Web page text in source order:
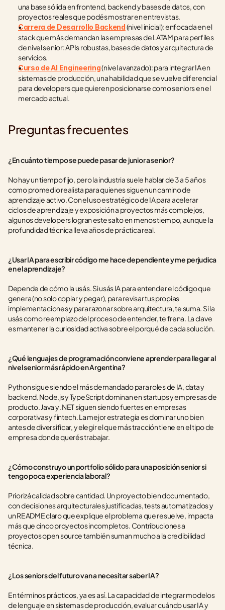
una base sólida en frontend, backend y bases de datos, con
proyectos reales que podés mostrar en entrevistas.
Carrera de Desarrollo Backend (nivel inicial): enfocada en el
stack que más demandan las empresas de LATAM para perfiles
de nivel senior: APIs robustas, bases de datos y arquitectura de
servicios.
Curso de AI Engineering (nivel avanzado): para integrar IA en
sistemas de producción, una habilidad que se vuelve diferencial
para developers que quieren posicionarse como seniors en el
mercado actual.
Preguntas frecuentes
¿En cuánto tiempo se puede pasar de junior a senior?
No hay un tiempo fijo, pero la industria suele hablar de 3 a 5 años
como promedio realista para quienes siguen un camino de
aprendizaje activo. Con el uso estratégico de IA para acelerar
ciclos de aprendizaje y exposición a proyectos más complejos,
algunos developers logran este salto en menos tiempo, aunque la
profundidad técnica lleva años de práctica real.
¿Usar IA para escribir código me hace dependiente y me perjudica
en el aprendizaje?
Depende de cómo la usás. Si usás IA para entender el código que
genera (no solo copiar y pegar), para revisar tus propias
implementaciones y para razonar sobre arquitectura, te suma. Si la
usás como reemplazo del proceso de entender, te frena. La clave
es mantener la curiosidad activa sobre el porqué de cada solución.
¿Qué lenguajes de programación conviene aprender para llegar al
nivel senior más rápido en Argentina?
Python sigue siendo el más demandado para roles de IA, data y
backend. Node.js y TypeScript dominan en startups y empresas de
producto. Java y .NET siguen siendo fuertes en empresas
corporativas y fintech. La mejor estrategia es dominar uno bien
antes de diversificar, y elegir el que más tracción tiene en el tipo de
empresa donde querés trabajar.
¿Cómo construyo un portfolio sólido para una posición senior si
tengo poca experiencia laboral?
Priorizá calidad sobre cantidad. Un proyecto bien documentado,
con decisiones arquitecturales justificadas, tests automatizados y
un README claro que explique el problema que resuelve, impacta
más que cinco proyectos incompletos. Contribuciones a
proyectos open source también suman mucho a la credibilidad
técnica.
¿Los seniors del futuro van a necesitar saber IA?
En términos prácticos, ya es así. La capacidad de integrar modelos
de lenguaje en sistemas de producción, evaluar cuándo usar IA y